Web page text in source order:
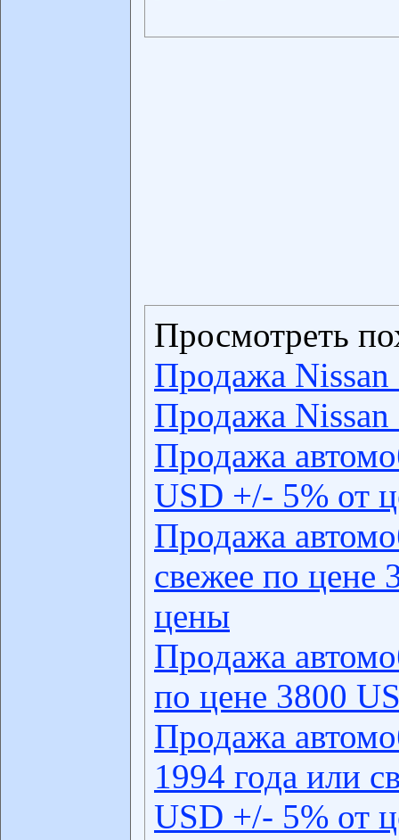
Просмотреть
Продажа
Продажа
Продажа
USD +/- 5% от
Продажа
свежее по цене
цены
Продажа
по цене 3800
Продажа
1994 года или
USD +/- 5% от